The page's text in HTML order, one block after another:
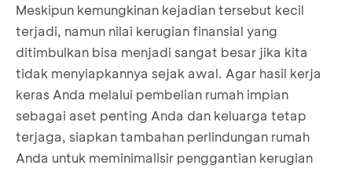
Meskipun kemungkinan kejadian tersebut kecil
terjadi, namun nilai kerugian finansial yang
ditimbulkan bisa menjadi sangat besar jika kita
tidak menyiapkannya sejak awal. Agar hasil kerja
keras Anda melalui pembelian rumah impian
sebagai aset penting Anda dan keluarga tetap
terjaga, siapkan tambahan perlindungan rumah
Anda untuk meminimalisir penggantian kerugian